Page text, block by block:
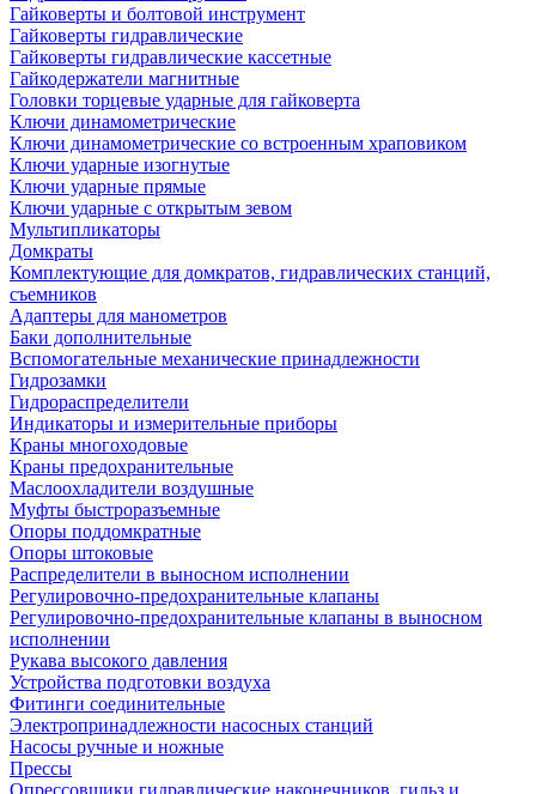
Гайковерты и болтовой инструмент
Гайковерты гидравлические
Гайковерты гидравлические кассетные
Гайкодержатели магнитные
Головки торцевые ударные для гайковерта
Ключи динамометрические
Ключи динамометрические со встроенным храповиком
Ключи ударные изогнутые
Ключи ударные прямые
Ключи ударные с открытым зевом
Мультипликаторы
Домкраты
Комплектующие для домкратов, гидравлических станций,
съемников
Адаптеры для манометров
Баки дополнительные
Вспомогательные механические принадлежности
Гидрозамки
Гидрораспределители
Индикаторы и измерительные приборы
Краны многоходовые
Краны предохранительные
Маслоохладители воздушные
Муфты быстроразъемные
Опоры поддомкратные
Опоры штоковые
Распределители в выносном исполнении
Регулировочно-предохранительные клапаны
Регулировочно-предохранительные клапаны в выносном
исполнении
Рукава высокого давления
Устройства подготовки воздуха
Фитинги соединительные
Электропринадлежности насосных станций
Насосы ручные и ножные
Прессы
Опрессовщики гидравлические наконечников, гильз и